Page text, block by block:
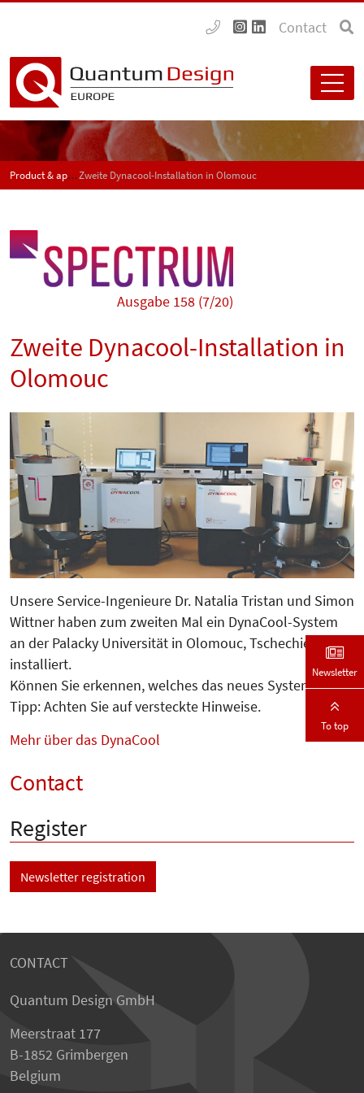
Contact
Product & application news - SPECTRUMZweite Dynacool-Installation in Olomouc
Ausgabe 158 (7/20)
Zweite Dynacool-Installation in
Olomouc
Unsere Service-Ingenieure Dr. Natalia Tristan und Simon
Wittner haben zum zweiten Mal ein DynaCool-System
an der Palacky Universität in Olomouc, Tschechien,
installiert.
Können Sie erkennen, welches das neues System ist?
Tipp: Achten Sie auf versteckte Hinweise.
Mehr über das DynaCool
Contact
Register
Newsletter registration
CONTACT
Quantum Design GmbH
Meerstraat 177
B-1852 Grimbergen
Belgium
Newsletter
To top